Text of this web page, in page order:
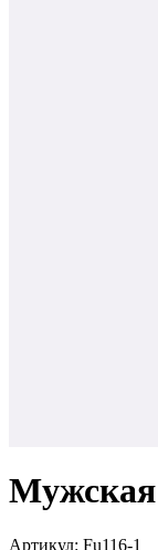
Мужская
Артикул: Fu116-1